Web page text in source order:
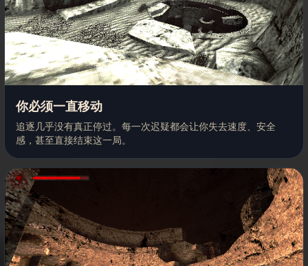
你必须一直移动
追逐几乎没有真正停过。每一次迟疑都会让你失去速度、安全
感，甚至直接结束这一局。